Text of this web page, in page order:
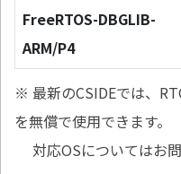
FreeRTOS-DBGLIB-
ARM/P4
※ 最新のCSIDEでは、
を無償で使用できます。
対応OSについてはお問